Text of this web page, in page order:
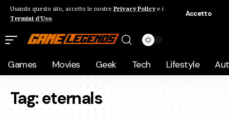
Usando questo sito, accetto le nostre Privacy Policye i
Termini d'Uso.
Accetto
Games Movies Geek Tech Lifestyle
Tag:eternals